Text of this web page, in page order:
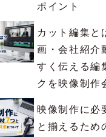
ポイント
カット編集と
画・会社紹介
すく伝える編
クを映像制作
映像制作に必
と揃えるため